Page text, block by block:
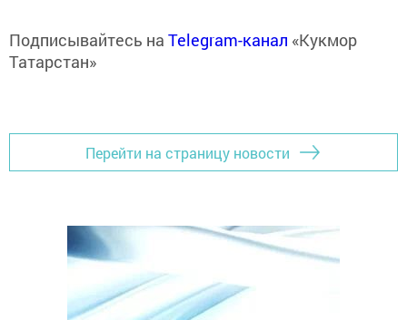
Подписывайтесь на Telegram-канал «Кукмор
Татарстан»
Перейти на страницу новости